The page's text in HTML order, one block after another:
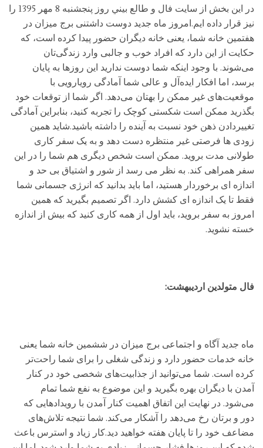
در این بخش از سایت فال و طالع بيني روز پنجشنبه 8 مهر 1395 را
نیز قرار داده ایم.امروز ماه جدید دوست داشتنی برج میزان در
هفتمین خانه شما، یعنی خانه دیگران حضور پیدا کرده است، که
حکایت از این دارد که افراد خوب و جالبی وارد زندگی‌تان
می‌شوند. با وجود اینکه شما دوست ندارید این روزها به پایان
برسد، اما افکار ایده‌آل و عالی شما آمادگی رویارویی با
موقعیت‌های غیر ممکن را بهتان می‌دهد. اگر شما از توقعات خود
بگذرید ممکن است شکستی کوچک را تجربه کنید، بنابراین آمادگی
تغییردادن ذهن خود نسبت به آینده را داشته باشید.شاید همین
زودی ها فرصتی غیر منتظره دست دهد و به یک سفر کاری
طولانی مدت بروید. ممکن است شخص دیگری هم شما را در این
سفر همراهی کند. به نظر می رسد از شور و اشتیاق بی حد و
اندازه ای برخوردار هستید، اما باید بدانید که انرژی جسمانی شما
فقط تا یک اندازه ای کشش دارد. اگر تصمیم بگیرید که همین
امروز به سفر بروید، باید اول از همه کاری کنید که بیش از اندازه
خسته نشوید.
فال متولدین اردیبهشت:
ماه جدید آگاه و اجتماعی برج میزان در ششمین خانه شما یعنی
خانه خدمات حضور دارد و زندگی شغلی را برای شما راحت‌تر
کرده است. شما می‌توانید از جذابیت‌های شخصی خود در کنار
آمدن با دیگران بهره بگیرید و این موضوع به نفع شما تمام
می‌شود. در نهایت این اتفاق اهمیت کنار آمدن با رویدادهایی که
دور و برتان رخ می‌دهد را آشکار می‌کند. شما نتیجه تلاش‌های
مضاعف خود را تا پایان هفته خواهید دید.کار زیاد و استرس باعث